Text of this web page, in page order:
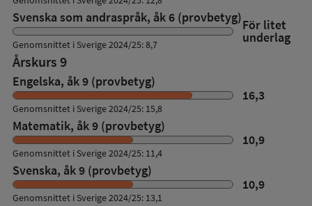
Svenska som andraspråk, åk 6 (provbetyg)För litet
underlag
Genomsnittet i Sverige 2024/25: 8,7
Årskurs 9
Engelska, åk 9 (provbetyg)
16,3
Genomsnittet i Sverige 2024/25: 15,8
Matematik, åk 9 (provbetyg)
10,9
Genomsnittet i Sverige 2024/25: 11,4
Svenska, åk 9 (provbetyg)
10,9
Genomsnittet i Sverige 2024/25: 13,1